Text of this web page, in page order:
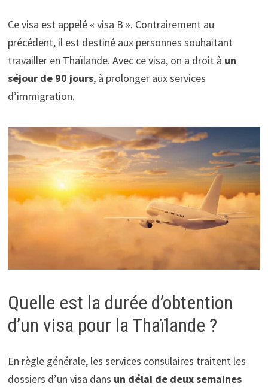
Ce visa est appelé « visa B ». Contrairement au
précédent, il est destiné aux personnes souhaitant
travailler en Thaïlande. Avec ce visa, on a droit à un
séjour de 90 jours, à prolonger aux services
d’immigration.
Quelle est la durée d’obtention
d’un visa pour la Thaïlande ?
En règle générale, les services consulaires traitent les
dossiers d’un visa dans un délai de deux semaines